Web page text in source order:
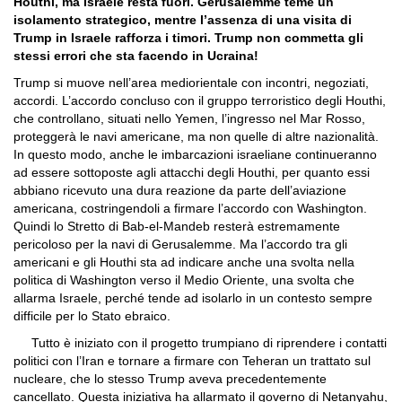
isolamento strategico, mentre l’assenza di una visita di
Trump in Israele rafforza i timori. Trump non commetta gli
stessi errori che sta facendo in Ucraina!
Trump si muove nell’area mediorientale con incontri, negoziati,
accordi. L’accordo concluso con il gruppo terroristico degli Houthi,
che controllano, situati nello Yemen, l’ingresso nel Mar Rosso,
proteggerà le navi americane, ma non quelle di altre nazionalità.
In questo modo, anche le imbarcazioni israeliane continueranno
ad essere sottoposte agli attacchi degli Houthi, per quanto essi
abbiano ricevuto una dura reazione da parte dell’aviazione
americana, costringendoli a firmare l’accordo con Washington.
Quindi lo Stretto di Bab-el-Mandeb resterà estremamente
pericoloso per la navi di Gerusalemme. Ma l’accordo tra gli
americani e gli Houthi sta ad indicare anche una svolta nella
politica di Washington verso il Medio Oriente, una svolta che
allarma Israele, perché tende ad isolarlo in un contesto sempre
difficile per lo Stato ebraico.
Tutto è iniziato con il progetto trumpiano di riprendere i contatti
politici con l’Iran e tornare a firmare con Teheran un trattato sul
nucleare, che lo stesso Trump aveva precedentemente
cancellato. Questa iniziativa ha allarmato il governo di Netanyahu,